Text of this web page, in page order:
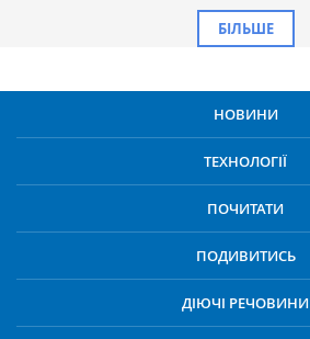
БІЛЬШЕ
НОВИНИ
ТЕХНОЛОГІЇ
ПОЧИТАТИ
ПОДИВИТИСЬ
ДІЮЧІ РЕЧОВИНИ